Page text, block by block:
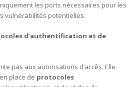
les ports nécessaires pour les
vulnérabilités potentielles.
d’authentification et de
pas aux autorisations d’accès. Elle
place de protocoles